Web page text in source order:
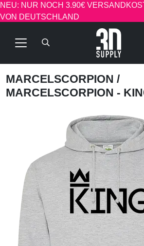
NEU: NUR NOCH 3.90€
VON DEUTSCHLAND
MARCELSCORPION /
MARCELSCORPION -